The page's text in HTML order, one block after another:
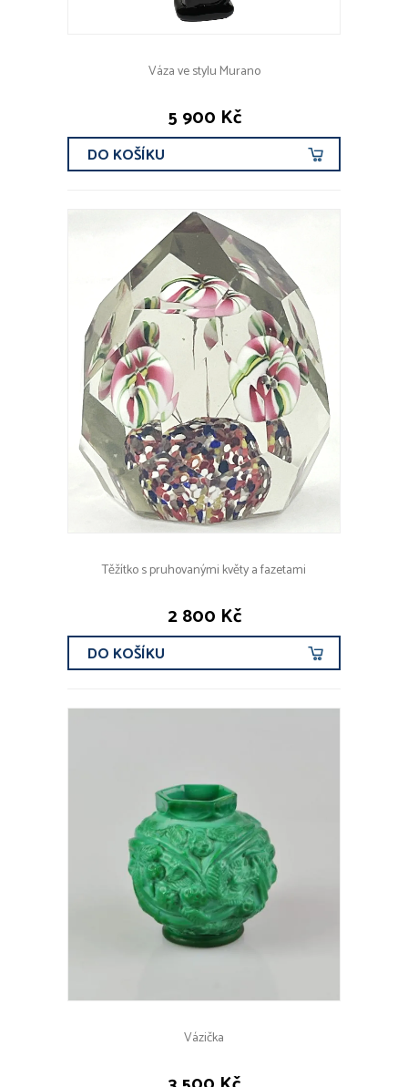
Váza ve stylu Murano
5 900 Kč
DO KOŠÍKU
Těžítko s pruhovanými květy a fazetami
2 800 Kč
DO KOŠÍKU
Vázička